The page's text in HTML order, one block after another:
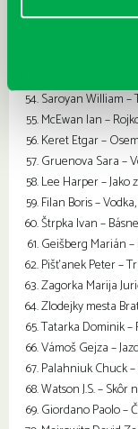
Filan Boris –
Filan Boris – Ako
Saroyan William –
McEwan Ian –
Keret Etgar –
Gruenova Sara –
Lee Harper – Jako
Filan Boris –
Štrpka Ivan –
Geišberg Marián
Pišťanek Peter –
Zagorka Marija
Zlodejky mesta
Tatarka Dominik
Vámoš Gejza –
Palahniuk Chuck
Watson J.S. – Skôr
Giordano Paolo –